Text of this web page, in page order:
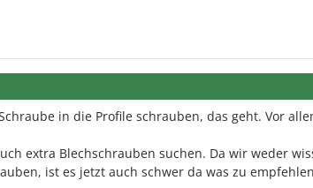
in die Profile schrauben, das geht. Vor
extra Blechschrauben suchen. Da wir weder
ist es jetzt auch schwer da was zu empfehlen